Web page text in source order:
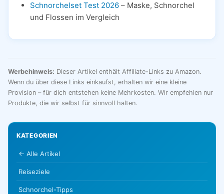
Schnorchelset Test 2026 – Maske, Schnorchel
und Flossen im Vergleich
Werbehinweis: Dieser Artikel enthält Affiliate-Links zu Amazon.
Wenn du über diese Links einkaufst, erhalten wir eine kleine
Provision – für dich entstehen keine Mehrkosten. Wir empfehlen nur
Produkte, die wir selbst für sinnvoll halten.
KATEGORIEN
← Alle Artikel
Reiseziele
Schnorchel-Tipps